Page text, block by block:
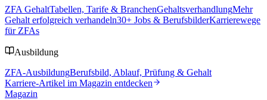
ZFA GehaltTabellen, Tarife & BranchenGehaltsverhandlungMehr
Gehalt erfolgreich verhandeln30+ Jobs & BerufsbilderKarrierewege
für ZFAs
Ausbildung
ZFA-AusbildungBerufsbild, Ablauf, Prüfung & Gehalt
Karriere-Artikel im Magazin entdecken
Magazin